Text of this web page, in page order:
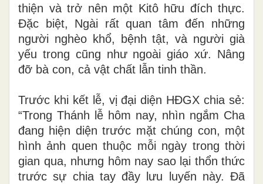
thiện và trở nên một Kitô hữu đích thực.
Đặc biệt, Ngài rất quan tâm đến những
người nghèo khổ, bệnh tật, và người già
yếu trong cũng như ngoài giáo xứ. Nâng
đỡ bà con, cả vật chất lẫn tinh thần.
Trước khi kết lễ, vị đại diện HĐGX chia sẻ:
“Trong Thánh lễ hôm nay, nhìn ngắm Cha
đang hiện diện trước mặt chúng con, một
hình ảnh quen thuộc mỗi ngày trong thời
gian qua, nhưng hôm nay sao lại thổn thức
trước sự chia tay đầy lưu luyến này. Đã